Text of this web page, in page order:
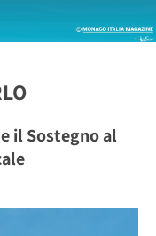
il Sostegno al